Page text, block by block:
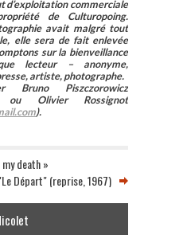
d’exploitation commerciale
de Culturopoing.
avait malgré tout
elle sera de fait enlevée
sur la bienveillance
lecteur – anonyme,
artiste, photographe.
Piszczorowicz
Olivier Rossignot
).
death »
Départ" (reprise, 1967)